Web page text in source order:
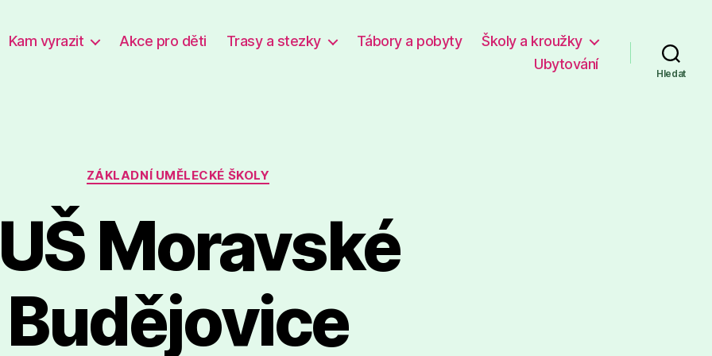
Kam vyrazit Akce pro děti Trasy a stezky Tábory a pobyty
Školy a kroužky
Ubytování
Hledat
Rubriky
ZÁKLADNÍ UMĚLECKÉ ŠKOLY
Moravské
Budějovice